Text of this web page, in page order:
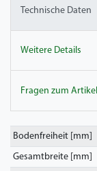
Technische Daten
Weitere Details
Fragen zum Artikel
Bodenfreiheit [mm]
Gesamtbreite [mm]